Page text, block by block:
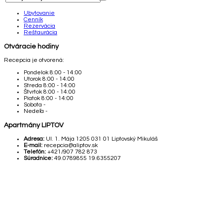
Ubytovanie
Cenník
Rezervácia
Reštaurácia
Otváracie hodiny
Recepcia je otvorená:
Pondelok 8:00 - 14:00
Utorok 8:00 - 14:00
Streda 8:00 - 14:00
Štvrtok 8:00 - 14:00
Piatok 8:00 - 14:00
Sobota -
Nedeľa -
Apartmány LIPTOV
Adresa: Ul. 1. Mája 1205 031 01 Liptovský Mikuláš
E-mail: recepcia@aliptov.sk
Telefón: +421/907 782 873
Súradnice: 49.0789855 19.6355207